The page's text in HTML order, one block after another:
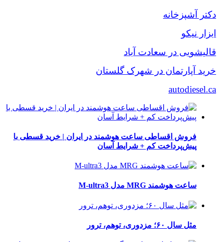
دکتر آشپزخانه
ابزار نیکو
قالیشویی در سعادت آباد
خرید آپارتمان در شهرک گلستان
autodiesel.ca
فروش اقساطی ساعت هوشمند در ایران | خرید قسطی با
پیش‌پرداخت کم + شرایط آسان
ساعت هوشمند MRG مدل M-ultra3
مثل سال ۶۰؛ مزدوری، توهم، ترور